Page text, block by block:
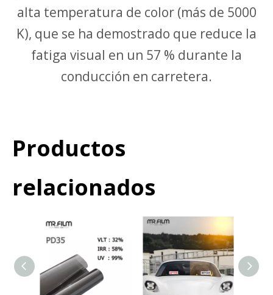
alta temperatura de color (más de 5000
K), que se ha demostrado que reduce la
fatiga visual en un 57 % durante la
conducción en carretera.
Productos
relacionados